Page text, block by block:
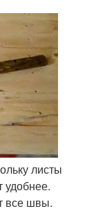
листы
удобнее.
все швы.